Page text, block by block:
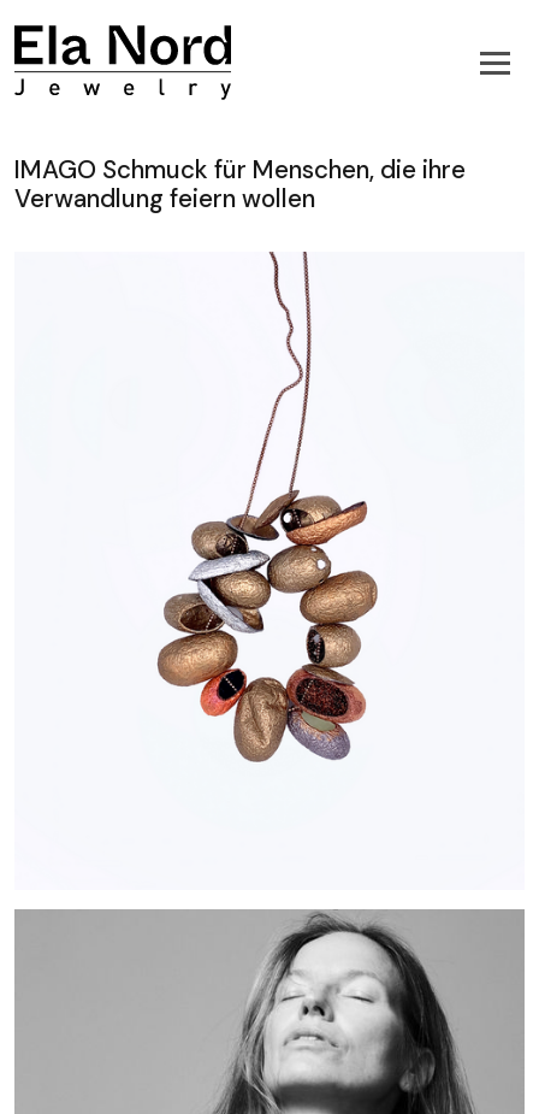
IMAGO Schmuck für Menschen, die ihre
Verwandlung feiern wollen